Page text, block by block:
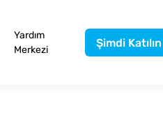
Yardım
Merkezi
Şimdi Katılın